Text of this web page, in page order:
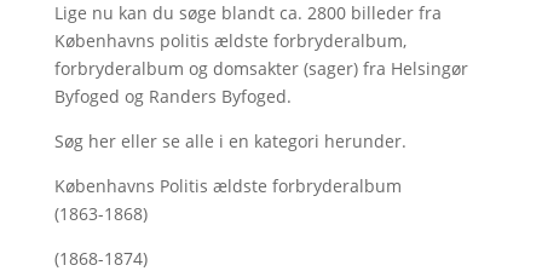
Lige nu kan du søge blandt ca. 2800 billeder fra
Københavns politis ældste forbryderalbum,
forbryderalbum og domsakter (sager) fra Helsingør
Byfoged og Randers Byfoged.
Søg hereller se alle i en kategori herunder.
Københavns Politis ældste forbryderalbum
(1863-1868)
(1868-1874)